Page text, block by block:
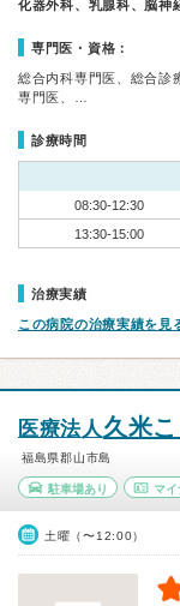
化器外科、乳腺科、脳神
専門医・資格：
総合内科専門医、総合診
専門医、…
診療時間
08:30-12:30
13:30-15:00
治療実績
この病院の治療実績を見
医療法人久米
福島県郡山市島
駐車場あり マ
土曜（〜12:00）